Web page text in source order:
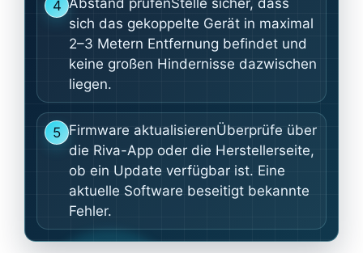
4 Abstand prüfenStelle sicher, dass
sich das gekoppelte Gerät in maximal
2–3 Metern Entfernung befindet und
keine großen Hindernisse dazwischen
liegen.
5 Firmware aktualisierenÜberprüfe über
die Riva-App oder die Herstellerseite,
ob ein Update verfügbar ist. Eine
aktuelle Software beseitigt bekannte
Fehler.